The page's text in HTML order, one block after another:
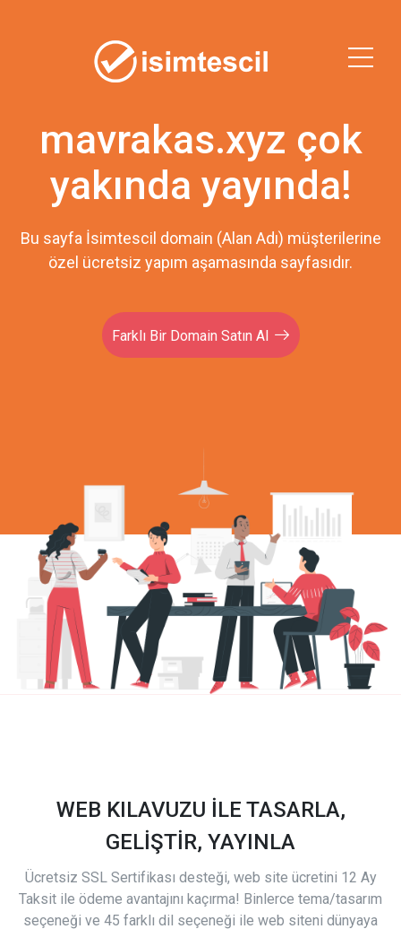
mavrakas.xyz çok
yakında yayında!
Bu sayfa İsimtescil domain (Alan Adı) müşterilerine
özel ücretsiz yapım aşamasında sayfasıdır.
Farklı Bir Domain Satın Al
WEB KILAVUZU İLE TASARLA,
GELİŞTİR, YAYINLA
Ücretsiz SSL Sertifikası desteği, web site ücretini 12 Ay
Taksit ile ödeme avantajını kaçırma! Binlerce tema/tasarım
seçeneği ve 45 farklı dil seçeneği ile web siteni dünyaya